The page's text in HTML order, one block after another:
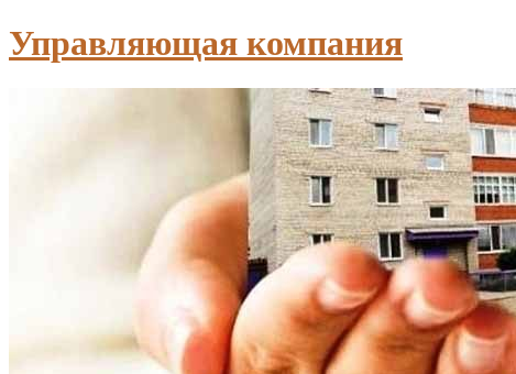
Управляющая компания